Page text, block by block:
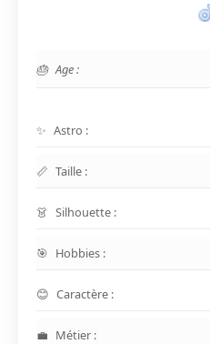
Age :
Astro :
Taille :
Silhouette :
Hobbies :
Caractère :
Métier :